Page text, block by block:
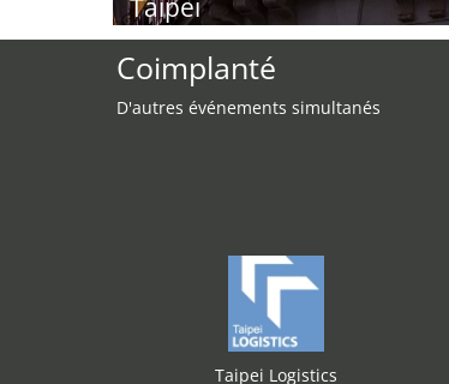
Taipei
Coimplanté
D'autres événements simultanés
Taipei Logistics